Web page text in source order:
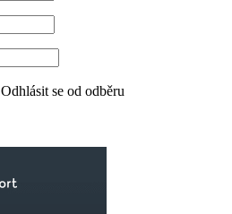
Odhlásit se od odběru